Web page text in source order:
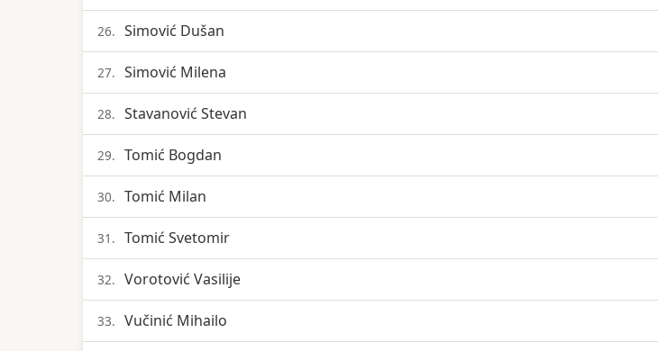
26. Simović Dušan
27. Simović Milena
28. Stavanović Stevan
29. Tomić Bogdan
30. Tomić Milan
31. Tomić Svetomir
32. Vorotović Vasilije
33. Vučinić Mihailo